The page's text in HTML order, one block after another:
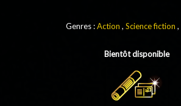
Genres :Action ,Science fiction ,
Bientôt disponible